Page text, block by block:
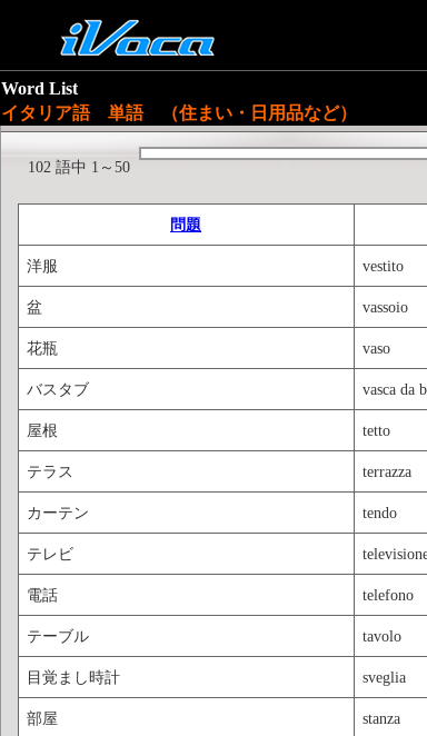
Word List
イタリア語 単語 （住まい・日用品など）
102 語中 1～50
問題
洋服 vestito
盆 vassoio
花瓶 vaso
バスタブ vasca da
屋根 tetto
テラス terrazza
カーテン tendo
テレビ
電話 telefono
テーブル tavolo
目覚まし時計 sveglia
部屋 stanza